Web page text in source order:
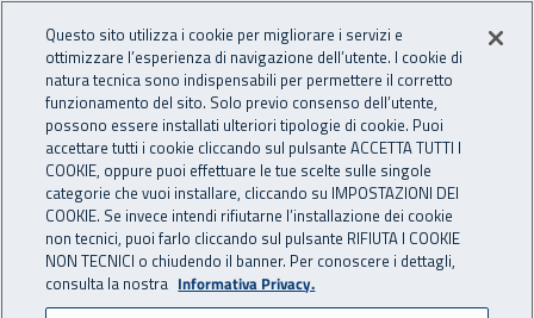
INAIL - Istituto Nazionale
Apri cerca
Navigazione principale
Navigazione - Ti trovi in:
Home Inail comunica News
20 marzo 2025
Questo sito utilizza i cookie per migliorare i servizi e
ottimizzare l’esperienza di navigazione dell’utente. I cookie di
natura tecnica sono indispensabili per permettere il corretto
funzionamento del sito. Solo previo consenso dell’utente,
possono essere installati ulteriori tipologie di cookie. Puoi
accettare tutti i cookie cliccando sul pulsante ACCETTA TUTTI I
COOKIE, oppure puoi effettuare le tue scelte sulle singole
categorie che vuoi installare, cliccando su IMPOSTAZIONI DEI
COOKIE. Se invece intendi rifiutarne l’installazione dei cookie
non tecnici, puoi farlo cliccando sul pulsante RIFIUTA I COOKIE
NON TECNICI o chiudendo il banner. Per conoscere i dettagli,
consulta la nostra Informativa Privacy.